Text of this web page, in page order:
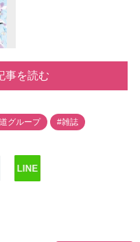
事を読む
グループ #雑誌